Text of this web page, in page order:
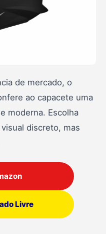
de mercado, o
ao capacete uma
moderna. Escolha
discreto, mas
Livre